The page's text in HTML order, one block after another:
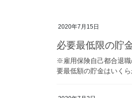
2020年7月15日
必要最低限の貯
※雇用保険自己都合退
要最低額の貯金はいく